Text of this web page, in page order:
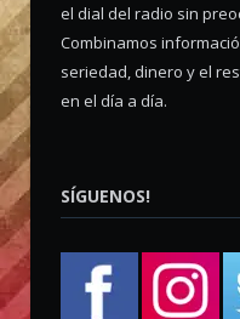
el dial del radio sin
Combinamos
seriedad, dinero y el
en el día a día.
SÍGUENOS!